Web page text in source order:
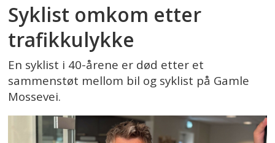
Syklist omkom etter
trafikkulykke
En syklist i 40-årene er død etter et
sammenstøt mellom bil og syklist på Gamle
Mossevei.